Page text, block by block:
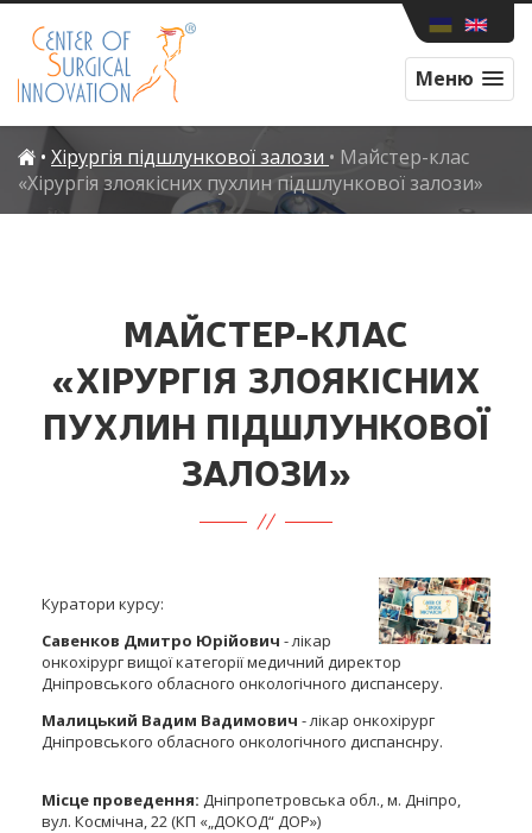
Меню
• Хірургія підшлункової залози • Майстер-клас
«Хірургія злоякісних пухлин підшлункової залози»
МАЙСТЕР-КЛАС
«ХІРУРГІЯ ЗЛОЯКІСНИХ
ПУХЛИН ПІДШЛУНКОВОЇ
ЗАЛОЗИ»
Куратори курсу:
Савенков Дмитро Юрійович - лікар
онкохірург вищої категорії медичний директор
Дніпровського обласного онкологічного диспансеру.
Малицький Вадим Вадимович - лікар онкохірург
Дніпровського обласного онкологічного диспанснру.
Місце проведення: Дніпропетровська обл., м. Дніпро,
вул. Космічна, 22 (КП «„ДОКОД“ ДОР»)